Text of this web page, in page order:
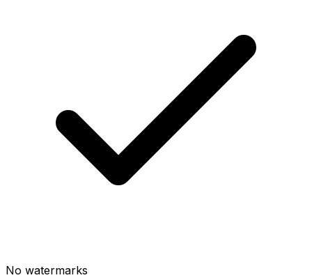
No watermarks